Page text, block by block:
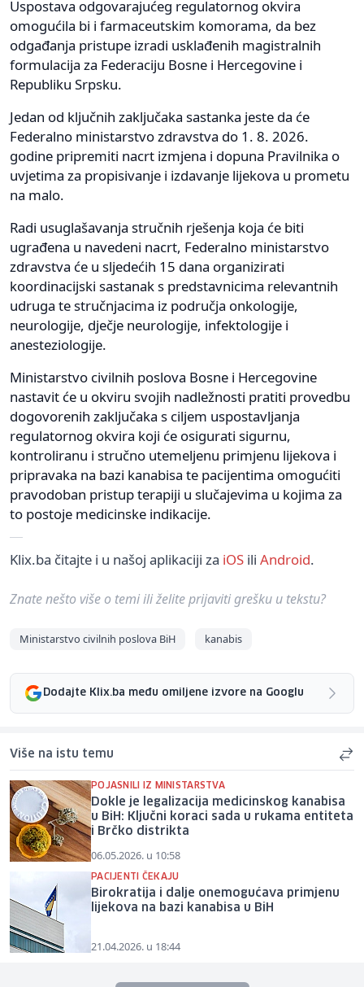
Uspostava odgovarajućeg regulatornog okvira
omogućila bi i farmaceutskim komorama, da bez
odgađanja pristupe izradi usklađenih magistralnih
formulacija za Federaciju Bosne i Hercegovine i
Republiku Srpsku.
Jedan od ključnih zaključaka sastanka jeste da će
Federalno ministarstvo zdravstva do 1. 8. 2026.
godine pripremiti nacrt izmjena i dopuna Pravilnika o
uvjetima za propisivanje i izdavanje lijekova u prometu
na malo.
Radi usuglašavanja stručnih rješenja koja će biti
ugrađena u navedeni nacrt, Federalno ministarstvo
zdravstva će u sljedećih 15 dana organizirati
koordinacijski sastanak s predstavnicima relevantnih
udruga te stručnjacima iz područja onkologije,
neurologije, dječje neurologije, infektologije i
anesteziologije.
Ministarstvo civilnih poslova Bosne i Hercegovine
nastavit će u okviru svojih nadležnosti pratiti provedbu
dogovorenih zaključaka s ciljem uspostavljanja
regulatornog okvira koji će osigurati sigurnu,
kontroliranu i stručno utemeljenu primjenu lijekova i
pripravaka na bazi kanabisa te pacijentima omogućiti
pravodoban pristup terapiji u slučajevima u kojima za
to postoje medicinske indikacije.
Klix.ba čitajte i u našoj aplikaciji za iOS ili Android.
Znate nešto više o temi ili želite prijaviti grešku u tekstu?
Ministarstvo civilnih poslova BiH kanabis
Dodajte Klix.ba među omiljene izvore na Googlu
Više na istu temu
POJASNILI IZ MINISTARSTVA
Dokle je legalizacija medicinskog kanabisa
u BiH: Ključni koraci sada u rukama entiteta
i Brčko distrikta
06.05.2026. u 10:58
PACIJENTI ČEKAJU
Birokratija i dalje onemogućava primjenu
lijekova na bazi kanabisa u BiH
21.04.2026. u 18:44